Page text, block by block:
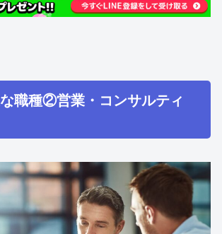
職種②営業・コンサルティ